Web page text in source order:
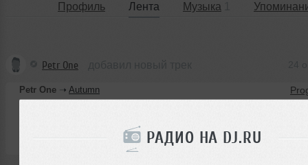
РАДИО НА DJ.RU
Профиль Лента Музыка
Petr One
Petr One ➝ Autumn
3 раза
В плейлист